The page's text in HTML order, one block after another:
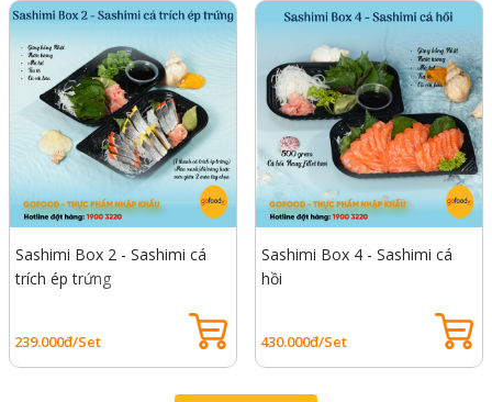
Sashimi Box 2 - Sashimi cá
trích ép trứng
239.000đ/Set
Sashimi Box 4 - Sashimi cá
hồi
430.000đ/Set